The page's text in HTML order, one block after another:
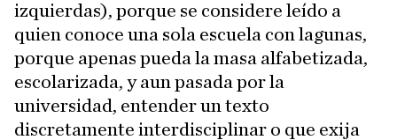
izquierdas), porque se considere leído a
quien conoce una sola escuela con lagunas,
porque apenas pueda la masa alfabetizada,
escolarizada, y aun pasada por la
universidad, entender un texto
discretamente interdisciplinar o que exija